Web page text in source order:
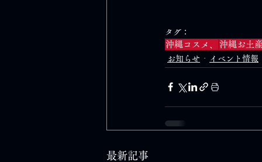
タグ：
沖縄コスメ、 沖縄お土産
お知らせ イベント情報
最新記事